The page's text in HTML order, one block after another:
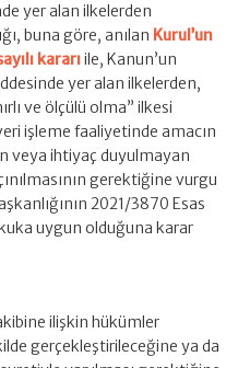
yer alan ilkelerden
buna göre, anılan Kurul’un
kararıile, Kanun’un
yer alan ilkelerden,
ve ölçülü olma” ilkesi
işleme faaliyetinde amacın
veya ihtiyaç duyulmayan
gerektiğine vurgu
2021/3870 Esas
uygun olduğuna karar
ilişkin hükümler
gerçekleştirileceğine ya da